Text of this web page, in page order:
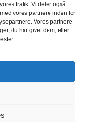
trafik. Vi deler også
vores partnere inden for
Vores partnere
du har givet dem, eller
Skjern
Skørping
Smørumnedre
Strand
Stege
Stenløse
Tinglev
Tjæreborg